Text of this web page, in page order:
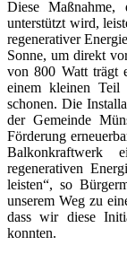
Diese
unterstützt wird,
regenerativer
Sonne, um direkt
von 800 Watt trägt
einem kleinen
schonen. Die
der Gemeinde
Förderung
Balkonkraftwerk
regenerativen
leisten“, so
unserem Weg zu
dass wir diese
konnten.